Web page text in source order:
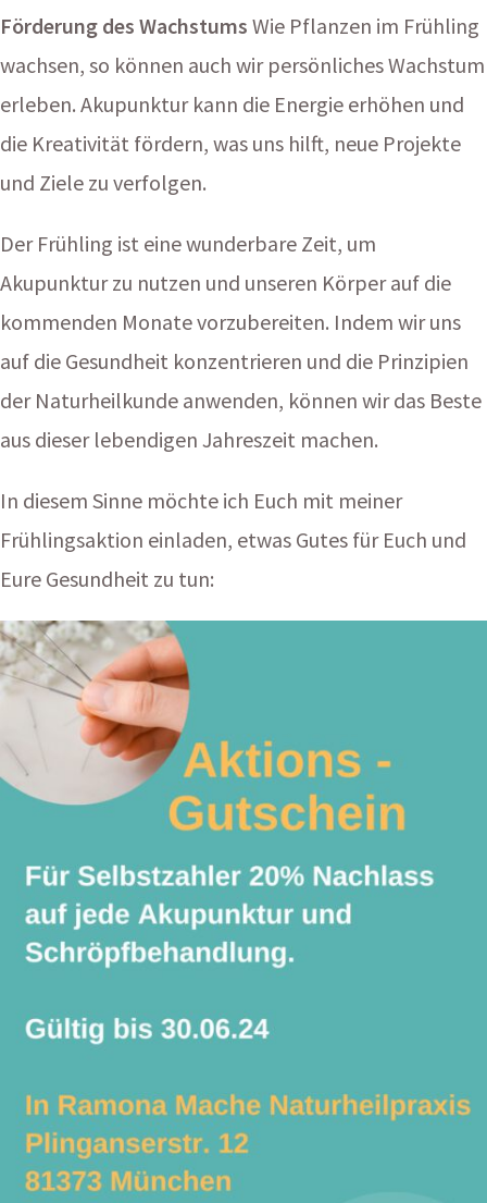
Förderung des Wachstums Wie Pflanzen im Frühling
wachsen, so können auch wir persönliches Wachstum
erleben. Akupunktur kann die Energie erhöhen und
die Kreativität fördern, was uns hilft, neue Projekte
und Ziele zu verfolgen.
Der Frühling ist eine wunderbare Zeit, um
Akupunktur zu nutzen und unseren Körper auf die
kommenden Monate vorzubereiten. Indem wir uns
auf die Gesundheit konzentrieren und die Prinzipien
der Naturheilkunde anwenden, können wir das Beste
aus dieser lebendigen Jahreszeit machen.
In diesem Sinne möchte ich Euch mit meiner
Frühlingsaktion einladen, etwas Gutes für Euch und
Eure Gesundheit zu tun: